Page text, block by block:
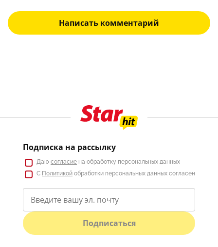
Написать комментарий
Подписка на рассылку
Даю согласие на обработку персональных данных
С Политикой обработки персональных данных согласен
Подписаться